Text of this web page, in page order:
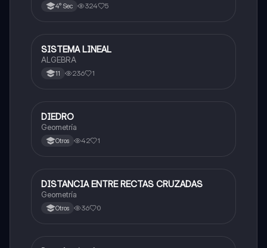
4° Sec 324 5
Matemáticas
SISTEMA LINEAL
ALGEBRA
11 236 1
Matemáticas
DIEDRO
Geometría
Otros 42 1
Matemáticas
DISTANCIA ENTRE RECTAS CRUZADAS
Geometría
Otros 36 0